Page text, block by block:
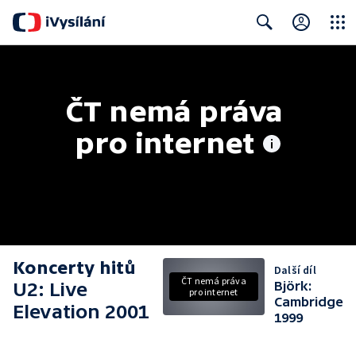
ČT nemá práva
pro internet
Koncerty hitů
U2: Live
Elevation 2001
ČT nemá práva
pro internet
Další díl
Björk:
Cambridge
1999